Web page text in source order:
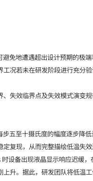
免地遭遇超出设计预期的极
况若未在研发阶段进行充分
失效临界点及失效模式演变
五至十摄氏度的幅度逐步降
复现，从而完整描绘低温失效
设备出现液晶显示响应迟缓
升。据此，研发团队将低温